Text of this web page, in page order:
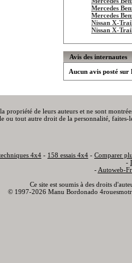
Mercedes
Mercedes
Nissan X-
Nissan X-
Avis des internautes
Aucun avis posté
propriété de leurs auteurs et ne sont
ou tout autre droit de la personnalité,
4x4 - 158 essais 4x4 - Comparer
-
- Autoweb-
Ce site est soumis à des droits
© 1997-2026 Manu Bordonado